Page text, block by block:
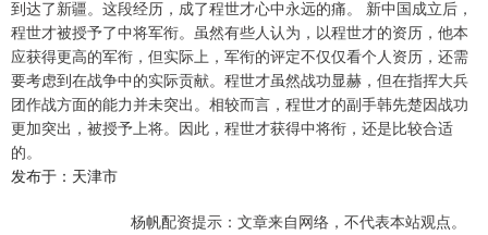
到达了新疆。这段经历，成了程世才心中永远的痛。 新中国成立后，
程世才被授予了中将军衔。虽然有些人认为，以程世才的资历，他本
应获得更高的军衔，但实际上，军衔的评定不仅仅看个人资历，还需
要考虑到在战争中的实际贡献。程世才虽然战功显赫，但在指挥大兵
团作战方面的能力并未突出。相较而言，程世才的副手韩先楚因战功
更加突出，被授予上将。因此，程世才获得中将衔，还是比较合适
的。
发布于：天津市
杨帆配资提示：文章来自网络，不代表本站观点。